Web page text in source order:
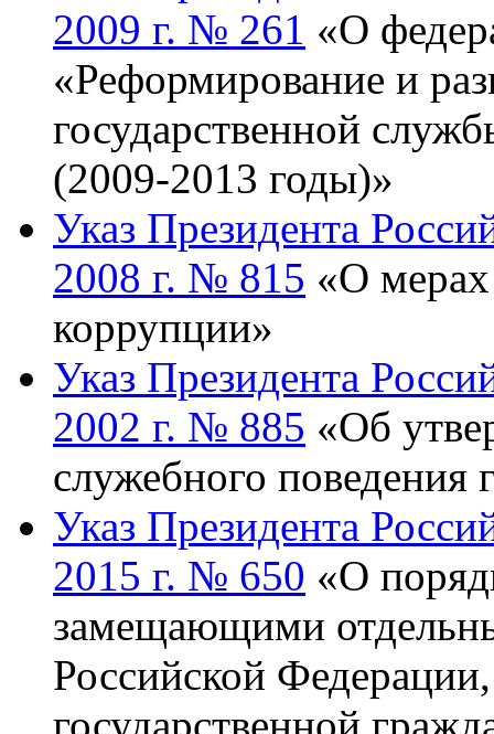
2009 г. № 261 «О
«Реформирование и
государственной
(2009-2013 годы)»
Указ Президента
2008 г. № 815 «О
коррупции»
Указ Президента
2002 г. № 885 «Об
служебного поведения
Указ Президента
2015 г. № 650 «О
замещающими
Российской
государственной